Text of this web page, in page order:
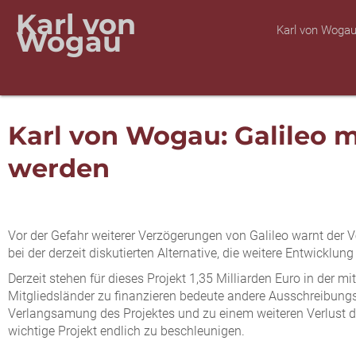
Karl von
Wogau Karl von Wogau
Karl von Wogau: Galileo
werden
Vor der Gefahr weiterer Verzögerungen von Galileo warnt der
bei der derzeit diskutierten Alternative, die weitere
Derzeit stehen für dieses Projekt 1,35 Milliarden Euro in der
Mitgliedsländer zu finanzieren bedeute andere
Verlangsamung des Projektes und zu einem weiteren Verlust
wichtige Projekt endlich zu beschleunigen.